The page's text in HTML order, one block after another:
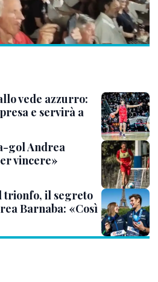
vede azzurro:
e servirà a
gol Andrea
vincere»
trionfo, il segreto
Barnaba: «Così